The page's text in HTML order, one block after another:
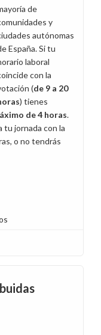
de
y
autónomas
España. Si tu
laboral
con la
(de 9 a 20
) tienes
de 4 horas.
tu jornada con la
o no tendrás